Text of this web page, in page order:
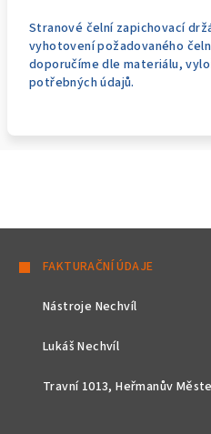
Stranové čelní zapichovací
vyhotovení požadovaného
doporučíme dle materiálu,
potřebných údajů.
FAKTURAČNÍ ÚDAJE
Nástroje Nechvíl
Lukáš Nechvíl
Travní 1013, Heřmanův